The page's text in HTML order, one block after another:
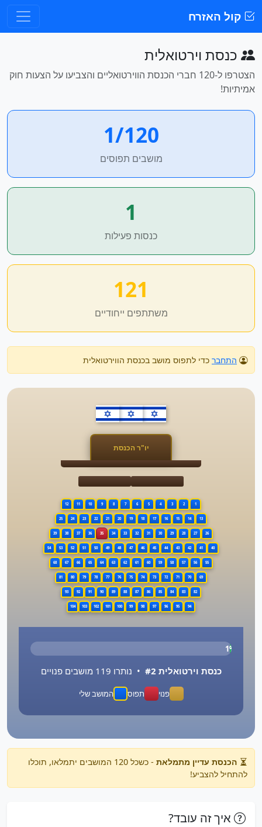
קול האזרח
כנסת וירטואלית
הצטרפו ל-120 חברי הכנסת הווירטואליים והצביעו על הצעות חוק
אמיתיות!
1/120
מושבים תפוסים
1
כנסות פעילות
121
משתתפים ייחודיים
התחבר כדי לתפוס מושב בכנסת הווירטואלית
יו"ר הכנסת
1
2
3
4
5
6
7
8
9
10
11
12
13
14
15
16
17
18
19
20
21
22
23
24
25
26
27
28
29
30
31
32
33
34
35
36
37
38
39
40
41
42
43
44
45
46
47
48
49
50
51
52
53
54
55
56
57
58
59
60
61
62
63
64
65
66
67
68
69
70
71
72
73
74
75
76
77
78
79
80
81
82
83
84
85
86
87
88
89
90
91
92
93
94
95
96
97
98
99
100
101
102
103
104
1%
כנסת וירטואלית #2 • נותרו 119 מושבים פנויים
פנוי תפוס המושב שלי
הכנסת עדיין מתמלאת
- כשכל 120 המושבים יתמלאו, תוכלו
להתחיל להצביע!
איך זה עובד?